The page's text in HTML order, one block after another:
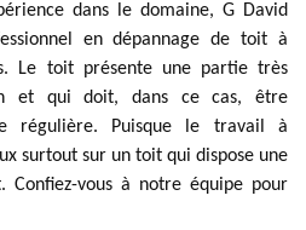
dans le domaine, G David
en dépannage de toit à
Le toit présente une partie très
et qui doit, dans ce cas, être
régulière. Puisque le travail à
surtout sur un toit qui dispose une
vous à notre équipe pour